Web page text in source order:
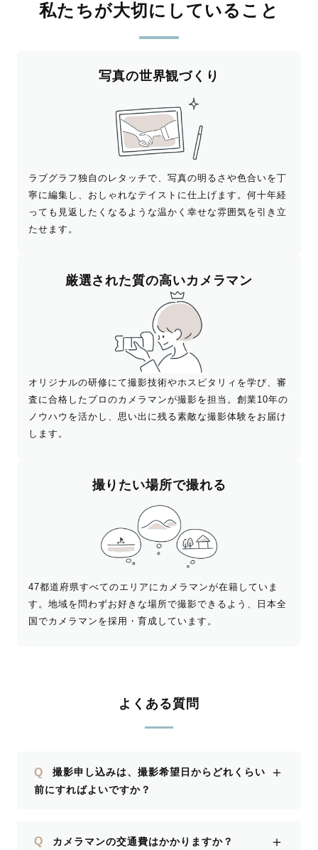
私たちが大切にしていること
写真の世界観づくり
ラブグラフ独自のレタッチで、写真の明るさや色合いを丁
寧に編集し、おしゃれなテイストに仕上げます。何十年経
っても見返したくなるような温かく幸せな雰囲気を引き立
たせます。
厳選された質の高いカメラマン
オリジナルの研修にて撮影技術やホスピタリィを学び、審
査に合格したプロのカメラマンが撮影を担当。創業10年の
ノウハウを活かし、思い出に残る素敵な撮影体験をお届け
します。
撮りたい場所で撮れる
47都道府県すべてのエリアにカメラマンが在籍していま
す。地域を問わずお好きな場所で撮影できるよう、日本全
国でカメラマンを採用・育成しています。
よくある質問
Q
撮影申し込みは、撮影希望日からどれくらい
前にすればよいですか？
＋
Q カメラマンの交通費はかかりますか？ ＋